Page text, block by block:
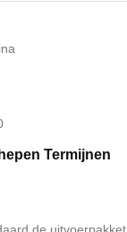
Termijnen